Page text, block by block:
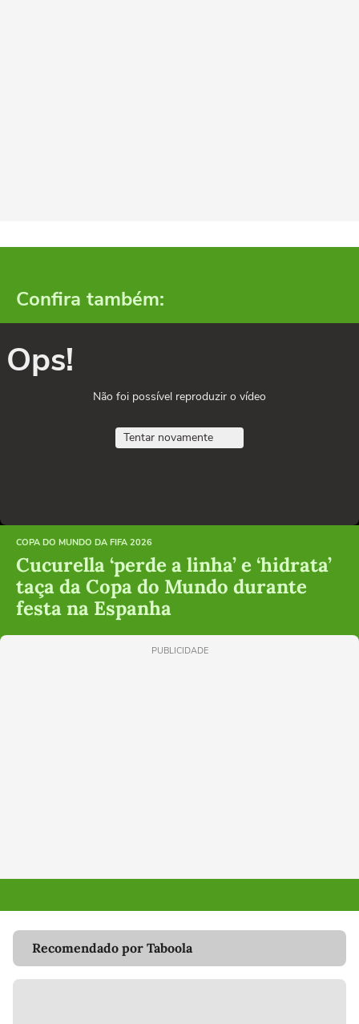
Confira também:
Ops!
Não foi possível reproduzir o vídeo
Tentar novamente
COPA DO MUNDO DA FIFA 2026
Cucurella ‘perde a linha’ e ‘hidrata’
taça da Copa do Mundo durante
festa na Espanha
PUBLICIDADE
Recomendado por Taboola